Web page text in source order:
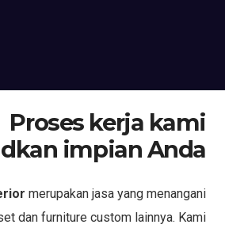
Proses kerja kami
impian Anda
merupakan jasa yang menangani
dan furniture custom lainnya. Kami